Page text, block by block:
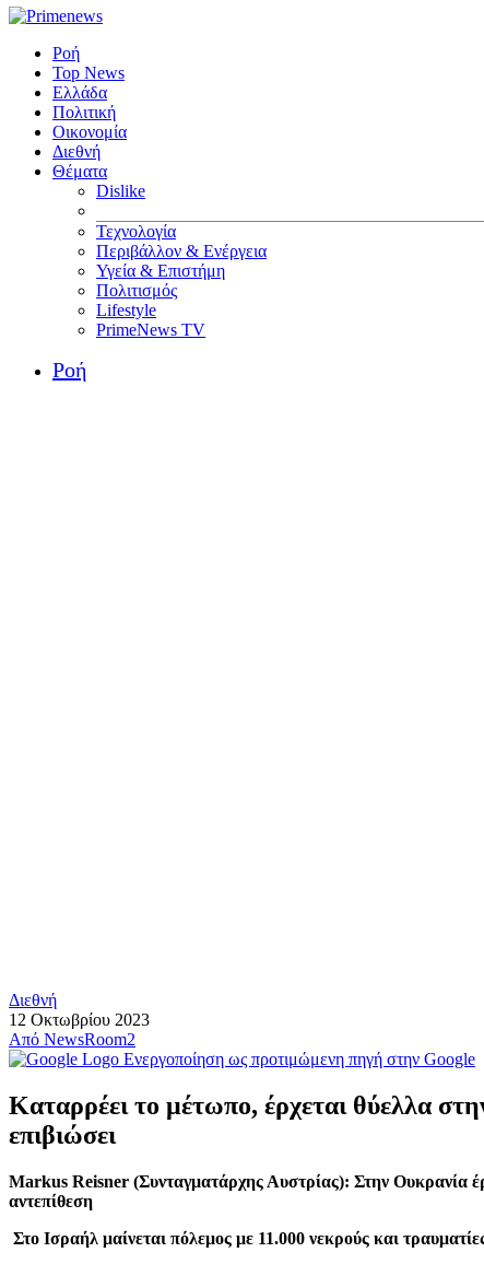
Ροή
Top News
Ελλάδα
Πολιτική
Οικονομία
Διεθνή
Θέματα
Dislike
Τεχνολογία
Περιβάλλον & Ενέργεια
Υγεία & Επιστήμη
Πολιτισμός
Lifestyle
PrimeNews TV
Ροή
Διεθνή
12 Οκτωβρίου 2023
Από NewsRoom2
Ενεργοποίηση ως προτιμώμενη πηγή στην Google
Καταρρέει το μέτωπο, έρχεται θύελλα
επιβιώσει
Markus Reisner (Συνταγματάρχης Αυστρίας): Στην Ουκρανία
αντεπίθεση
Στο Ισραήλ μαίνεται πόλεμος με 11.000 νεκρούς και